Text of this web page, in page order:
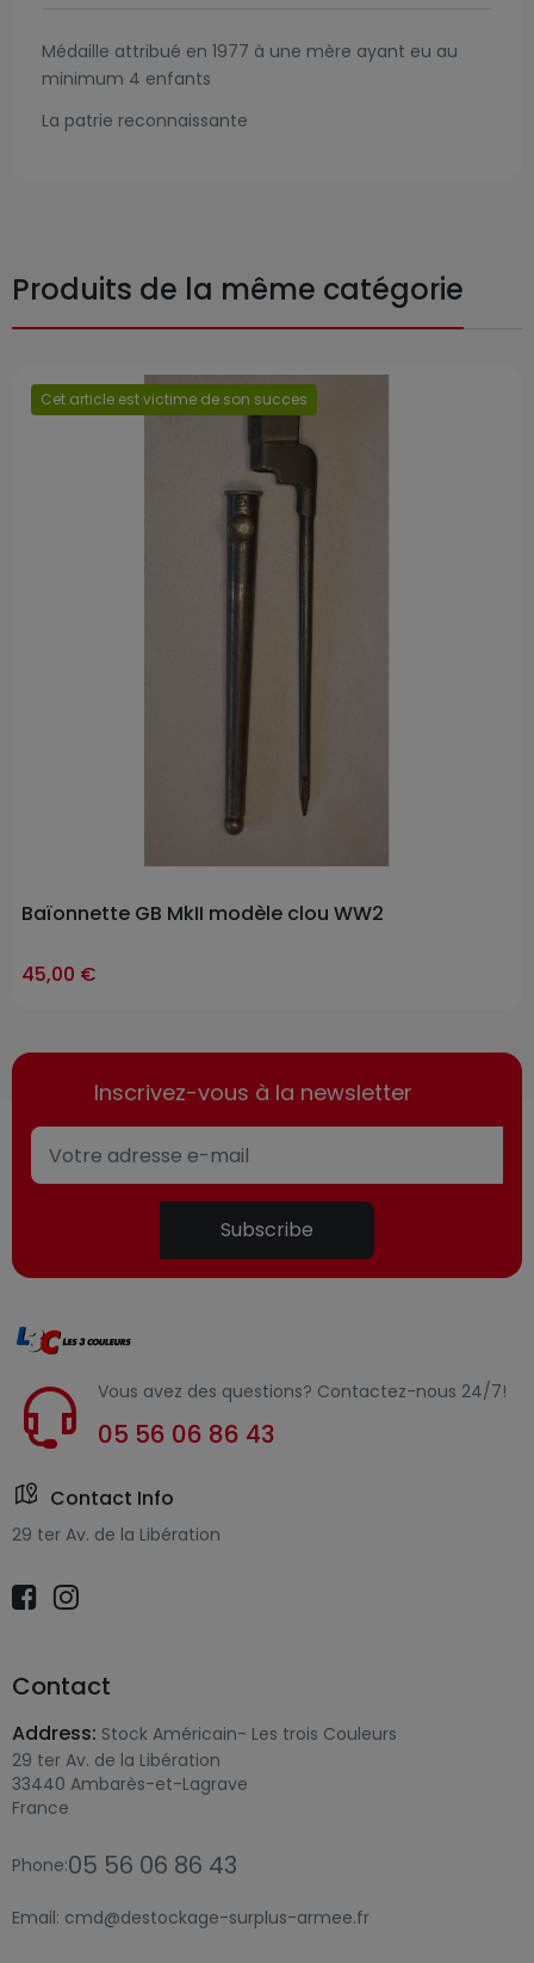
Médaille attribué en 1977 à une mère ayant eu au
minimum 4 enfants
La patrie reconnaissante
Produits de la même catégorie
items
Cet article est victime de son succes
Baïonnette GB MkII modèle clou WW2
45,00 €
Inscrivez-vous à la newsletter
Subscribe
Vous avez des questions? Contactez-nous 24/7!
05 56 06 86 43
Contact Info
29 ter Av. de la Libération
Contact
Address: Stock Américain- Les trois Couleurs
29 ter Av. de la Libération
33440 Ambarès-et-Lagrave
France
Phone:05 56 06 86 43
Email: cmd@destockage-surplus-armee.fr